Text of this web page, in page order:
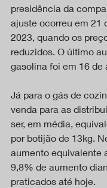
presidência da
ajuste ocorreu em 21
2023, quando os
reduzidos. O último
gasolina foi em 16 de
Já para o gás de
venda para as
ser, em média,
por botijão de 13kg.
aumento equivalente
9,8% de aumento
praticados até hoje.